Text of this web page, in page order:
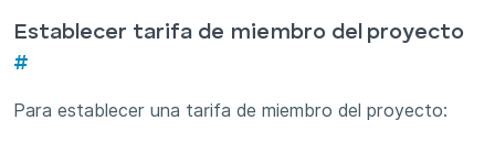
Establecer tarifa de miembro del proyecto
#
Para establecer una tarifa de miembro del proyecto: